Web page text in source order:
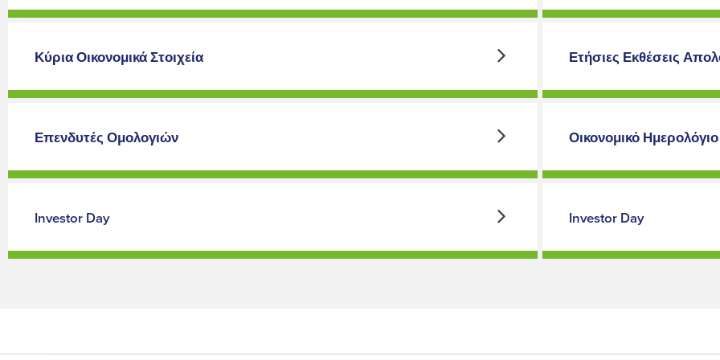
Κύρια Οικονομικά Στοιχεία Ετήσιες Εκθέσεις
Επενδυτές Ομολογιών Οικονομικό Ημερολόγιο
Investor Day Investor Day